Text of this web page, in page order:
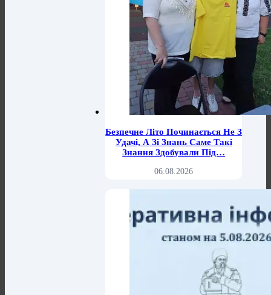
Безпечне Літо Починається Не З
Удачі, А Зі Знань Саме Такі
Знання Здобували Під…
06.08.2026